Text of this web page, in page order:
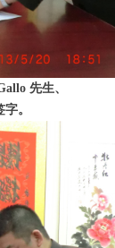
先生、
字。